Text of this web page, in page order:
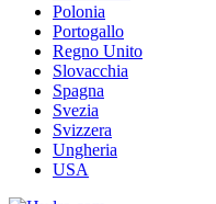
Polonia
Portogallo
Regno Unito
Slovacchia
Spagna
Svezia
Svizzera
Ungheria
USA